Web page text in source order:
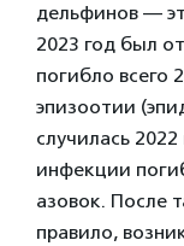
дельфинов —
2023 год был
погибло всего
эпизоотии
случилась
инфекции
азовок. После
правило,